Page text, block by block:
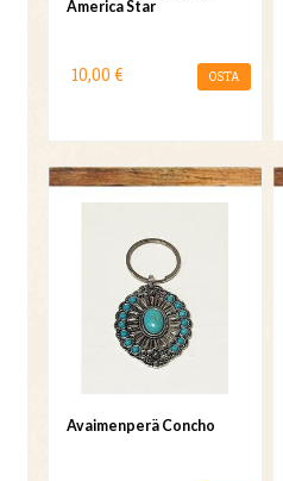
America Star
10,00 € OSTA
Avaimenperä Concho